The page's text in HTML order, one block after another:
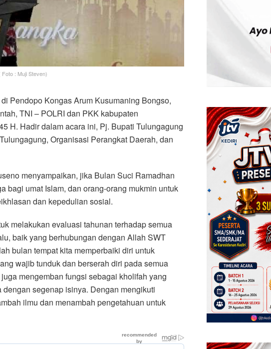
: Muji Steven)
Pendopo Kongas Arum Kusumaning Bongso,
TNI – POLRI dan PKK kabupaten
H. Hadir dalam acara ini, Pj. Bupati Tulungagung
Organisasi Perangkat Daerah, dan
menyampaikan, jika Bulan Suci Ramadhan
bagi umat Islam, dan orang-orang mukmin untuk
dan kepedulian sosial.
melakukan evaluasi tahunan terhadap semua
baik yang berhubungan dengan Allah SWT
bulan tempat kita memperbaiki diri untuk
wajib tunduk dan berserah diri pada semua
mengemban fungsi sebagai kholifah yang
segenap isinya. Dengan mengikuti
ilmu dan menambah pengetahuan untuk